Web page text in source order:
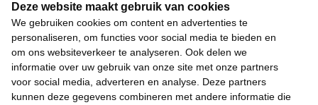
Deze website maakt gebruik van cookies
We gebruiken cookies om content en advertenties te
personaliseren, om functies voor social media te bieden en
om ons websiteverkeer te analyseren. Ook delen we
informatie over uw gebruik van onze site met onze partners
voor social media, adverteren en analyse. Deze partners
kunnen deze gegevens combineren met andere informatie die
Snel
Over de beweging
Algemeen